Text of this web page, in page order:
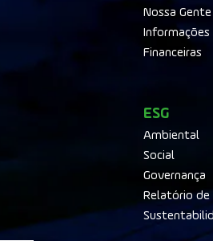
Nossa Gente
Informações
Financeiras
ESG
Ambiental
Social
Governança
Relatório de